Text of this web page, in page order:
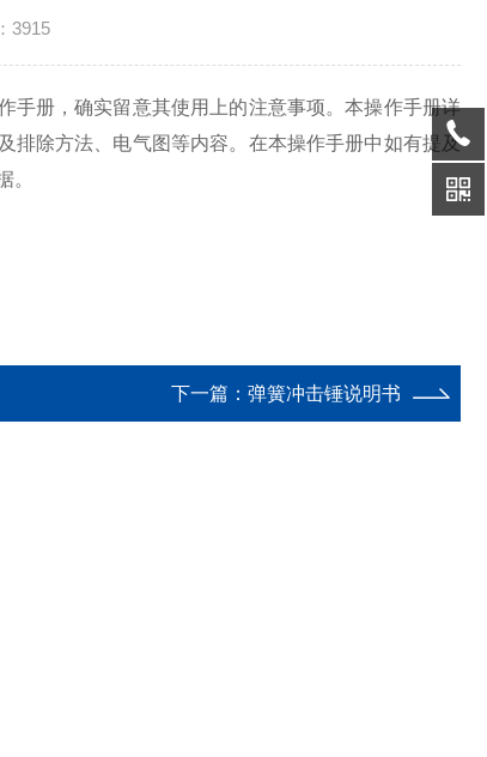
3915
手册，确实留意其使用上的注意事项。本操作手册详
排除方法、电气图等内容。在本操作手册中如有提及
。
下一篇： 弹簧冲击锤说明书